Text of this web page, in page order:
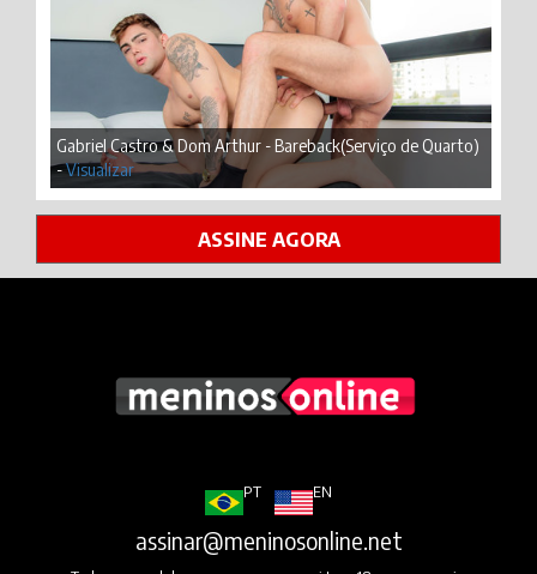
Gabriel Castro & Dom Arthur - Bareback(Serviço de Quarto)
-Visualizar
ASSINE AGORA
PT EN
assinar@meninosonline.net